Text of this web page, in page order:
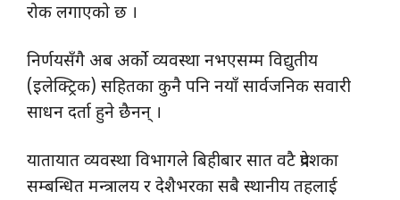
रोक लगाएको छ ।
निर्णयसँगै अब अर्को व्यवस्था नभएसम्म विद्युतीय
(इलेक्ट्रिक) सहितका कुनै पनि नयाँ सार्वजनिक सवारी
साधन दर्ता हुने छैनन् ।
यातायात व्यवस्था विभागले बिहीबार सात वटै प्रदेशका
सम्बन्धित मन्त्रालय र देशैभरका सबै स्थानीय तहलाई